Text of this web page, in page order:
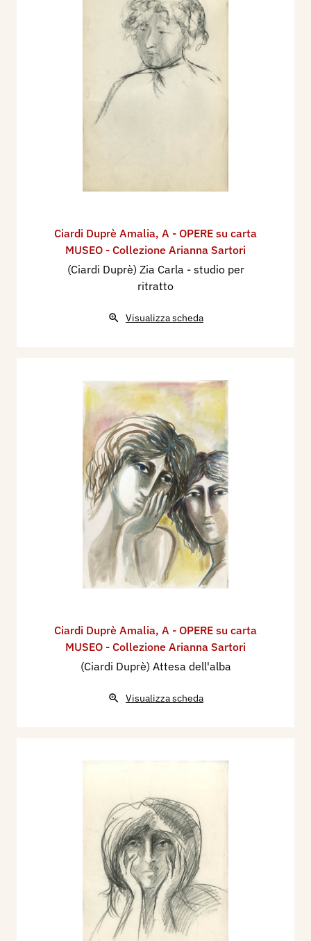
Ciardi Duprè Amalia, A - OPERE su carta
MUSEO - Collezione Arianna Sartori
(Ciardi Duprè) Zia Carla - studio per
ritratto
Visualizza scheda
Ciardi Duprè Amalia, A - OPERE su carta
MUSEO - Collezione Arianna Sartori
(Ciardi Duprè) Attesa dell'alba
Visualizza scheda